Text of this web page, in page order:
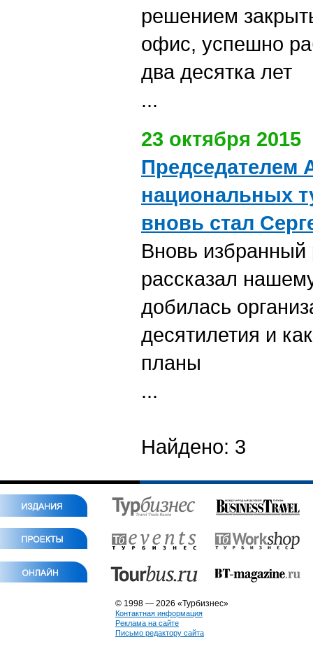
решением
офис, успешно
два десятка лет
...
23 октября 2015
Председателем
национальных
вновь стал
Вновь
рассказал
добилась
десятилетия и
планы
...
Найдено: 3
© 1998 — 2026 «Турбизнес»
Контактная информация
Реклама на сайте
Письмо редактору сайта